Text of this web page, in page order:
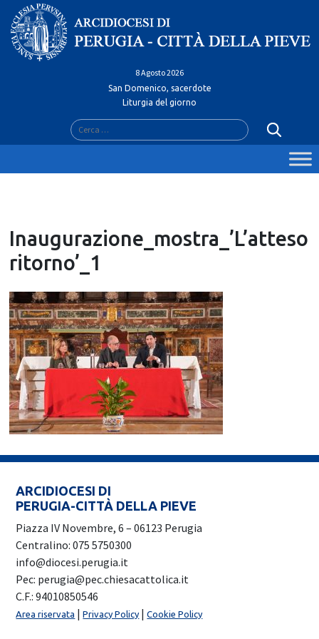
Skip
content
8 Agosto 2026
San Domenico, sacerdote
Liturgia del giorno
Ricerca
per:
Inaugurazione_mostra_’L’atteso
ritorno’_1
ARCIDIOCESI DI
PERUGIA-CITTÀ DELLA PIEVE
Piazza IV Novembre, 6 – 06123 Perugia
Centralino: 075 5750300
info@diocesi.perugia.it
Pec: perugia@pec.chiesacattolica.it
C.F.: 94010850546
Area riservata |Privacy Policy |Cookie Policy